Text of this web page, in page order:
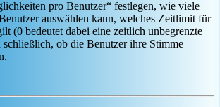
pro Benutzer“ festlegen, wie viele
auswählen kann, welches Zeitlimit für
(0 bedeutet dabei eine zeitlich unbegrenzte
ob die Benutzer ihre Stimme